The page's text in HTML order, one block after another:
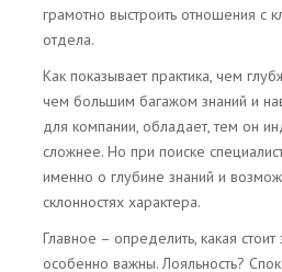
грамотно выстроить отношения с
отдела.
Как показывает практика, чем
чем большим багажом знаний и
для компании, обладает, тем он
сложнее. Но при поиске
именно о глубине знаний и
склонностях характера.
Главное – определить, какая
особенно важны. Лояльность?